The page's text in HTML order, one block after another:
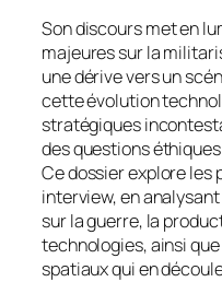
Son discours met en
majeures sur la
une dérive vers un
cette évolution
stratégiques
des questions
Ce dossier explore
interview, en analysant
sur la guerre, la
technologies, ainsi
spatiaux qui en